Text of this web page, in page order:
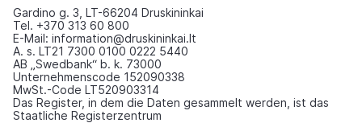
Gardino g. 3, LT-66204 Druskininkai
Tel. +370 313 60 800
E-Mail: information@druskininkai.lt
A. s. LT21 7300 0100 0222 5440
AB „Swedbank“ b. k. 73000
Unternehmenscode 152090338
MwSt.-Code LT520903314
Das Register, in dem die Daten gesammelt werden, ist das
Staatliche Registerzentrum